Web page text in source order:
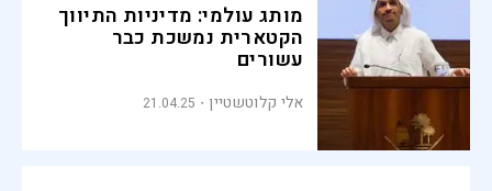
מותג עולמי: מדיניות התיווך
הקטארית נמשכת כבר
עשורים
אלי קלוטשטיין 21.04.25